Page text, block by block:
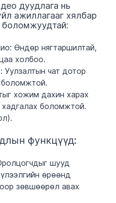
дуудлага нь
ажиллагааг хялбар
боломжуудтай:
Өндөр нягтаршилтай,
холбоо.
Уулзалтын чат дотор
боломжтой.
хожим дахин харах
боломжтой.
функцүүд:
шууд
өрөөнд
зөвшөөрөл авах